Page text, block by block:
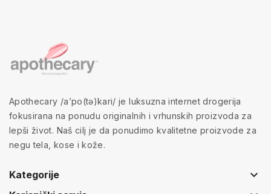
Apothecary /a’po(tə)kari/ je luksuzna internet drogerija
fokusirana na ponudu originalnih i vrhunskih proizvoda za
lepši život. Naš cilj je da ponudimo kvalitetne proizvode za
negu tela, kose i kože.
Kategorije keyboard_arrow_down